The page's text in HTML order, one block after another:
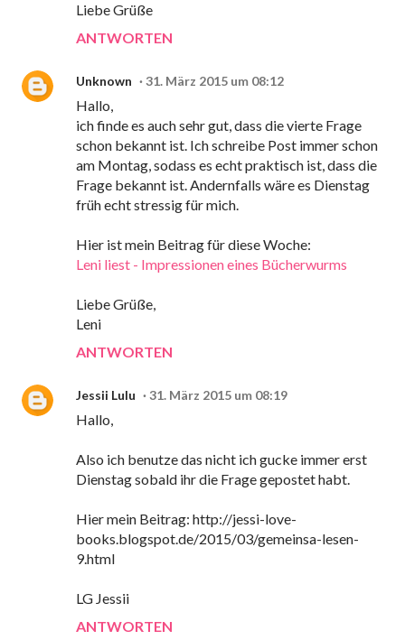
Liebe Grüße
ANTWORTEN
Unknown 31. März 2015 um 08:12
Hallo,
ich finde es auch sehr gut, dass die vierte Frage
schon bekannt ist. Ich schreibe Post immer schon
am Montag, sodass es echt praktisch ist, dass die
Frage bekannt ist. Andernfalls wäre es Dienstag
früh echt stressig für mich.
Hier ist mein Beitrag für diese Woche:
Leni liest - Impressionen eines Bücherwurms
Liebe Grüße,
Leni
ANTWORTEN
Jessii Lulu 31. März 2015 um 08:19
Hallo,
Also ich benutze das nicht ich gucke immer erst
Dienstag sobald ihr die Frage gepostet habt.
Hier mein Beitrag: http://jessi-love-
books.blogspot.de/2015/03/gemeinsa-lesen-
9.html
LG Jessii
ANTWORTEN